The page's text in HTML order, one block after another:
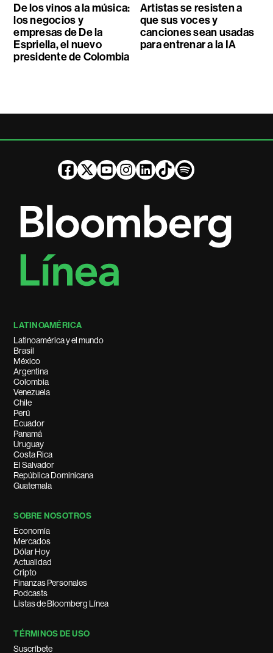
De los vinos a la música:
los negocios y
empresas de De la
Espriella, el nuevo
presidente de Colombia
Artistas se resisten a
que sus voces y
canciones sean usadas
para entrenar a la IA
LATINOAMÉRICA
Latinoamérica y el mundo
Brasil
México
Argentina
Colombia
Venezuela
Chile
Perú
Ecuador
Panamá
Uruguay
Costa Rica
El Salvador
República Dominicana
Guatemala
SOBRE NOSOTROS
Economía
Mercados
Dólar Hoy
Actualidad
Cripto
Finanzas Personales
Podcasts
Listas de Bloomberg Línea
TÉRMINOS DE USO
Suscríbete